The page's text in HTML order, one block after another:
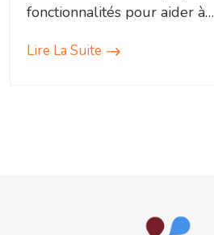
fonctionnalités pour aider à…
Lire La Suite